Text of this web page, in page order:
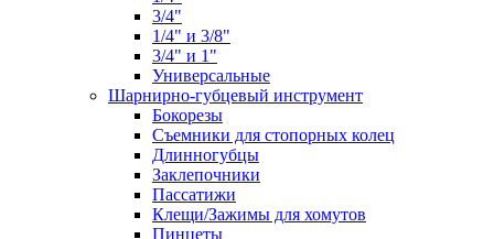
3/4"
1/4" и 3/8"
3/4" и 1"
Универсальные
Шарнирно-губцевый инструмент
Бокорезы
Съемники для стопорных колец
Длинногубцы
Заклепочники
Пассатижи
Клещи/Зажимы для хомутов
Пинцеты